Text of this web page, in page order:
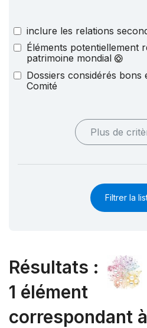
inclure les relations
Éléments potentiellement
patrimoine mondial
Dossiers considérés bons
Comité
Plus de
Filtrer la
Résultats :
1 élément
correspondant